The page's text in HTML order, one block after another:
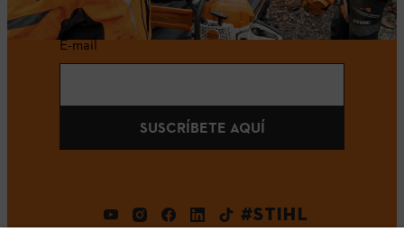
E-mail
SUSCRÍBETE AQUÍ
#STIHL